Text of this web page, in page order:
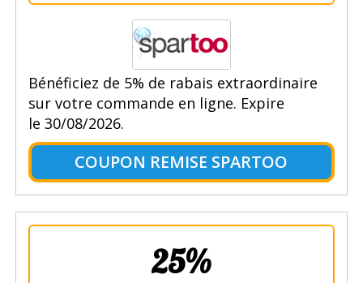
Bénéficiez de 5% de rabais extraordinaire
sur votre commande en ligne. Expire
le 30/08/2026.
COUPON REMISE SPARTOO
25%